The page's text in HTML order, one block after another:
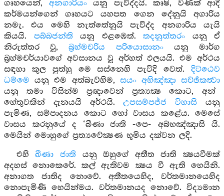
ගෘහයෙන්, අනගාරියංයනු පැවිද්දයි. කෘෂි, වණික් ආදී
කර්මයන්ගෙන් ගෘහයට යහපත ගෙන දේනුයි අගාරිය
නමැ. එය මෙහි නැත්තේනුයි පැවිද්ද අනගාරිය යැයි
කියයි. පබ්බජන්ති යනු එළඹෙත්. තදනුත්තරං යනු ඒ
නිරුත්තර වූ,බ්‍රහ්මචරිය පරියොසානංයනු මාර්ග
බ්‍රහ්මචර්යාවගේ අවසානය වූ අර්හත් ඵලයයි. එම අර්ථය
සඳහා කුල පුත්හු මෙ සස්නෙහි පැවිදි වෙත්. දිට්ඨෙව
ධම්මෙ යනු එම අත්බැව්හිම, සයං අභිඤ්ඤා සච්ඡිකත්‍වා
යනු තමා විසින්ම ප්‍රඥාවෙන් ප්‍රත්‍යක්‍ෂ කොට, අන්
හේතුවකින් දැනයයි අර්ථයි.උපසම්පජ්ජ විහාසි යනු
පැමිණ, සම්පාදනය කොට හෝ වාසය කළේය. මෙසේ
වාසය කරනුයේ ද ‘ඛීණා ජාති -පෙ- අබ්භඤ්ඤාසි යි.
මෙයින් මොහුගේ ප්‍රත්‍යවේක්‍ෂණ භූමිය දක්වන ලදි.
එහිඛීණා ජාති යනු ඔහුගේ අතීත ජාති ක්‍ෂයවීමක්
අදහස් නොකෙරේ. කල් ඇතිවම ක්‍ෂය වී ඇති හෙයිනි.
අනාගත ජාතිද නොවේ. අතීතයෙහිද, වර්තමානයෙහිද
නොපැමිණි හෙයින්මය. වර්තමානයද නොවේ. විද්‍යමාන